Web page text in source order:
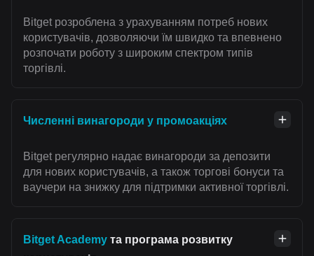
Bitget розроблена з урахуванням потреб нових
користувачів, дозволяючи їм швидко та впевнено
розпочати роботу з широким спектром типів
торгівлі.
Численні винагороди у промоакціях
Bitget регулярно надає винагороди за депозити
для нових користувачів, а також торгові бонуси та
ваучери на знижку для підтримки активної торгівлі.
Bitget Academy та програма розвитку